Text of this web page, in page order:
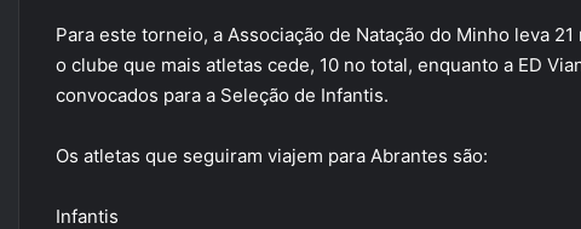
Para este torneio, a Associação de Natação do Minho leva
o clube que mais atletas cede, 10 no total, enquanto a ED
convocados para a Seleção de Infantis.
Os atletas que seguiram viajem para Abrantes são:
Infantis